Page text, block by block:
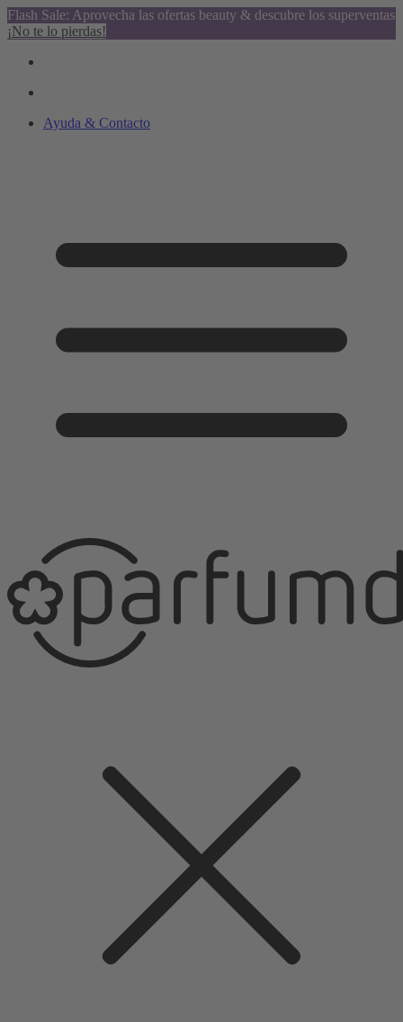
Flash Sale: Aprovecha las ofertas beauty & descubre los superventas
¡No te lo pierdas!
Ayuda & Contacto